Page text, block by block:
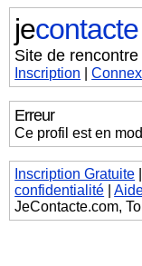
jecontacte
Site de
Inscription |
Erreur
Ce profil est en
Inscription Gratuite
confidentialité |
JeContacte.com,